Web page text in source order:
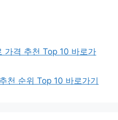
가격 추천 Top 10 바로가
천 순위 Top 10 바로가기